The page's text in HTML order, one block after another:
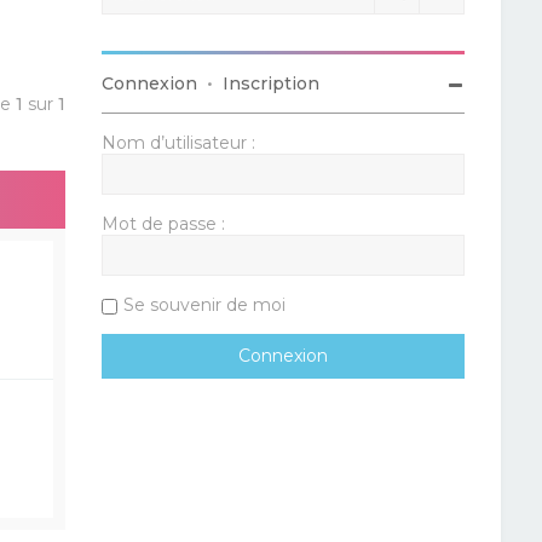
1 sur1
Connexion • Inscription
Nom d’utilisateur :
Mot de passe :
Se souvenir de moi